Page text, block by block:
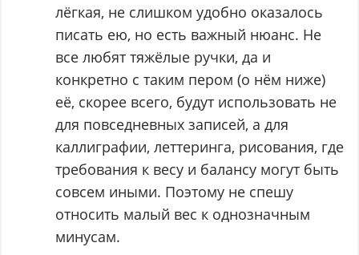
лёгкая, не слишком удобно оказалось
писать ею, но есть важный нюанс. Не
все любят тяжёлые ручки, да и
конкретно с таким пером (о нём ниже)
её, скорее всего, будут использовать не
для повседневных записей, а для
каллиграфии, леттеринга, рисования, где
требования к весу и балансу могут быть
совсем иными. Поэтому не спешу
относить малый вес к однозначным
минусам.